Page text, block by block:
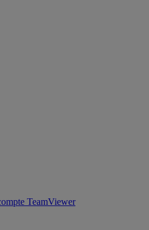
TeamViewer